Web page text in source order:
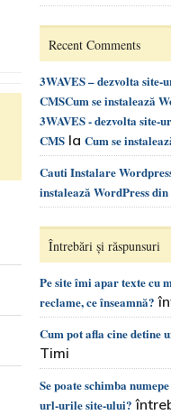
Recent Comments
3WAVES – dezvolta
CMSCum se instalează
3WAVES - dezvolta site-
CMS la Cum se
Cauti Instalare
instalează WordPress
Întrebări și răspunsuri
Pe site îmi apar texte cu
reclame, ce înseamnă?
Cum pot afla cine detine
Timi
Se poate schimba
url-urile site-ului?